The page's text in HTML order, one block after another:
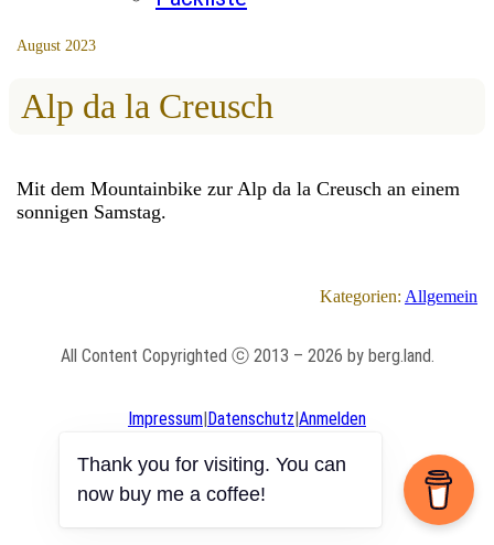
August 2023
Alp da la Creusch
Mit dem Mountainbike zur Alp da la Creusch an einem
sonnigen Samstag.
Kategorien: Allgemein
All Content Copyrighted ⓒ 2013 – 2026 by berg.land.
Impressum|Datenschutz|Anmelden
Thank you for visiting. You can
now buy me a coffee!